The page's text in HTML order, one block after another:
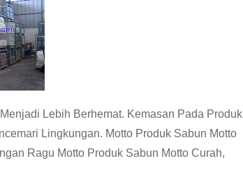
Lebih Berhemat. Kemasan Pada Produk
Lingkungan. Motto Produk Sabun Motto
Ragu Motto Produk Sabun Motto Curah,